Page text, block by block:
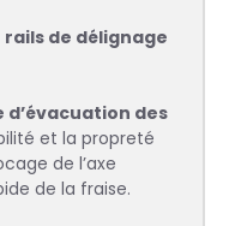
rails de délignage
d’évacuation des
et la propreté
de l’axe
de la fraise.